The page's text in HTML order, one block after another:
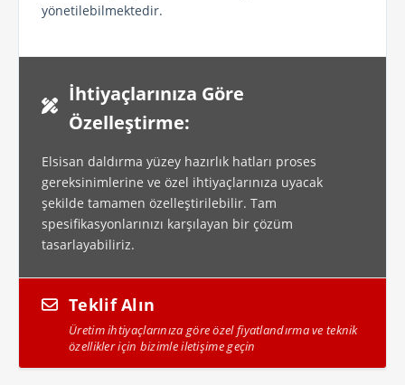
yönetilebilmektedir.
İhtiyaçlarınıza Göre
Özelleştirme:
Elsisan daldırma yüzey hazırlık hatları proses
gereksinimlerine ve özel ihtiyaçlarınıza uyacak
şekilde tamamen özelleştirilebilir. Tam
spesifikasyonlarınızı karşılayan bir çözüm
tasarlayabiliriz.
Teklif Alın
Üretim ihtiyaçlarınıza göre özel fiyatlandırma ve teknik
özellikler için bizimle iletişime geçin